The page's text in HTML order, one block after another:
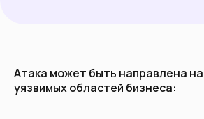
Атака может быть направлена
уязвимых областей бизнеса: